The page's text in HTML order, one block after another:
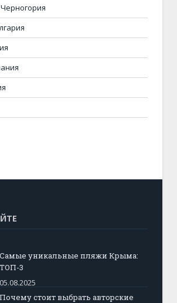
Черногория
Самые уникальные пляжи Крыма:
ТОП-3
05.08.2025
Почему стоит выбрать авторские